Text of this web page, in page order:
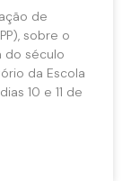
de
sobre o
do século
da Escola
10 e 11 de